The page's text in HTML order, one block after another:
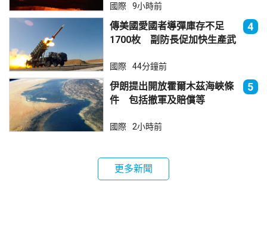
國際 9小時前
傳美國愛國者導彈庫存不足
1700枚 副防長促加快生產武
4
國際 44分鐘前
伊朗提出開放霍爾木茲海峽條
件 包括撤軍及賠償等
5
國際 2小時前
更多新聞